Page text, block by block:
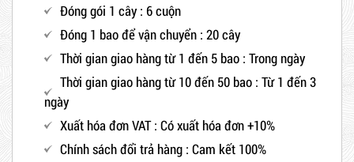
Đóng gói 1 cây : 6 cuộn
Đóng 1 bao để vận chuyển : 20 cây
Thời gian giao hàng từ 1 đến 5 bao : Trong ngày
Thời gian giao hàng từ 10 đến 50 bao : Từ 1 đến 3
ngày
Xuất hóa đơn VAT : Có xuất hóa đơn +10%
Chính sách đổi trả hàng : Cam kết 100%